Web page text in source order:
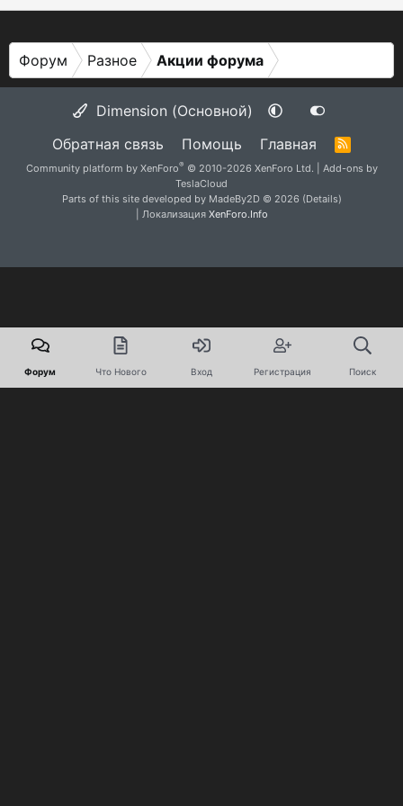
Форум Разное Акции форума
Dimension (Основной)
Обратная связь
Помощь Главная
R
S
Community platform by XenForo® © 2010-2026 XenForo Ltd.
Add-ons by
TeslaCloud
Parts of this site developed by MadeBy2D © 2026 (Details)
| Локализация XenForo.Info
Форум Что Нового Вход Регистрация Поиск